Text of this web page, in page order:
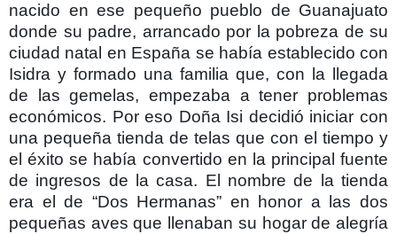
nacido en ese pequeño pueblo de Guanajuato
donde su padre, arrancado por la pobreza de su
ciudad natal en España se había establecido con
Isidra y formado una familia que, con la llegada
de las gemelas, empezaba a tener problemas
económicos. Por eso Doña Isi decidió iniciar con
una pequeña tienda de telas que con el tiempo y
el éxito se había convertido en la principal fuente
de ingresos de la casa. El nombre de la tienda
era el de “Dos Hermanas” en honor a las dos
pequeñas aves que llenaban su hogar de alegría